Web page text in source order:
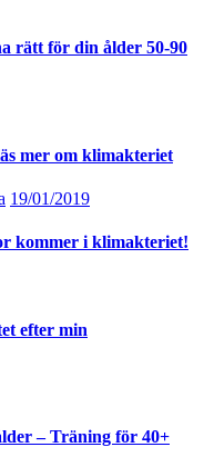
rätt för din ålder 50-90
mer om klimakteriet
19/01/2019
kommer i klimakteriet!
efter min
– Träning för 40+